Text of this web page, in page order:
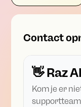
Contact
👋 Raz AI
Kom je er